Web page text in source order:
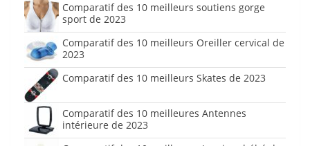
Comparatif des 10 meilleurs soutiens gorge
sport de 2023
Comparatif des 10 meilleurs Oreiller cervical de
2023
Comparatif des 10 meilleurs Skates de 2023
Comparatif des 10 meilleures Antennes
intérieure de 2023